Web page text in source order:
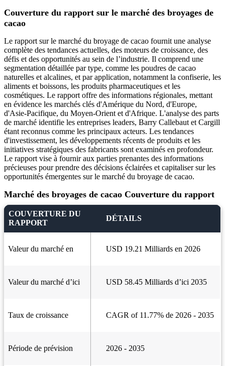
Couverture du rapport sur le marché des broyages de
cacao
Le rapport sur le marché du broyage de cacao fournit une analyse
complète des tendances actuelles, des moteurs de croissance, des
défis et des opportunités au sein de l’industrie. Il comprend une
segmentation détaillée par type, comme les poudres de cacao
naturelles et alcalines, et par application, notamment la confiserie, les
aliments et boissons, les produits pharmaceutiques et les
cosmétiques. Le rapport offre des informations régionales, mettant
en évidence les marchés clés d'Amérique du Nord, d'Europe,
d'Asie-Pacifique, du Moyen-Orient et d'Afrique. L'analyse des parts
de marché identifie les entreprises leaders, Barry Callebaut et Cargill
étant reconnus comme les principaux acteurs. Les tendances
d'investissement, les développements récents de produits et les
initiatives stratégiques des fabricants sont examinés en profondeur.
Le rapport vise à fournir aux parties prenantes des informations
précieuses pour prendre des décisions éclairées et capitaliser sur les
opportunités émergentes sur le marché du broyage de cacao.
Marché des broyages de cacao Couverture du rapport
COUVERTURE DU
RAPPORT
DÉTAILS
Valeur du marché en USD 19.21 Milliards en 2026
Valeur du marché d’ici USD 58.45 Milliards d’ici 2035
Taux de croissance CAGR of 11.77% de 2026 - 2035
Période de prévision 2026 - 2035